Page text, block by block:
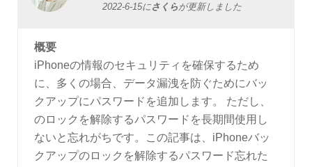
2022-6-15にさくら が更新しました
概要
iPhoneの情報のセキュリティを確保するため
に、多くの場合、データ漏洩を防ぐためにバッ
クアップにパスワードを追加します。 ただし、
のロックを解除するパスワードを長期間使用し
ないと忘れがちです。この記事は、iPhoneバッ
クアップのロックを解除するパスワード忘れた